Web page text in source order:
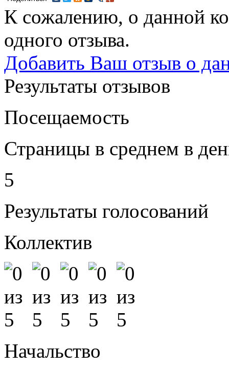
К сожалению, о данной
одного отзыва.
Добавить Ваш отзыв о
Результаты отзывов
Посещаемость
Страницы в среднем в
5
Результаты голосований
Коллектив
Начальство